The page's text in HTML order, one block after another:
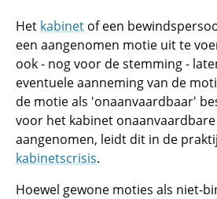
Het kabinet of een
een aangenomen motie uit te
ook - nog voor de stemming -
eventuele aanneming van de
de motie als 'onaanvaardbaar'
voor het kabinet
aangenomen, leidt dit in de
kabinetscrisis.
Hoewel gewone moties als niet-